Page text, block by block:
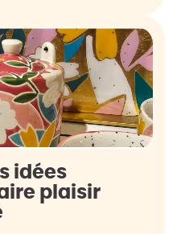
idées
plaisir